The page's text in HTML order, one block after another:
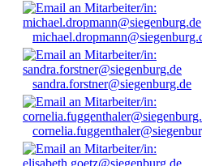
sandra.forstner@siegenburg.de